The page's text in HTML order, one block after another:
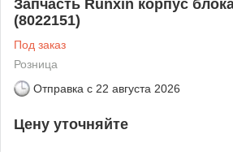
Запчасть Runxin корпус
(8022151)
Под заказ
Розница
Отправка с 22 августа 2026
Цену уточняйте